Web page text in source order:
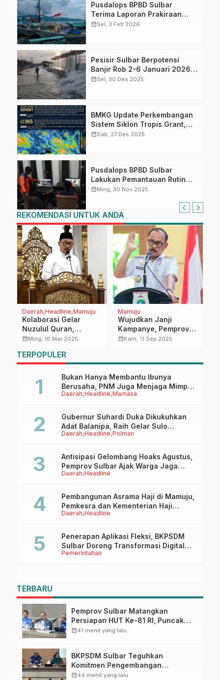
Pusdalops BPBD Sulbar
Terima Laporan Prakiraan
Cuaca Pelabuhan dari BMKG,
calendar_monthSel, 3 Feb 2026
Pesisir Sulbar Berpotensi
Banjir Rob 2-6 Januari 2026,
BPBD Sulbar Imbau
calendar_monthSel, 30 Des 2025
BMKG Update Perkembangan
Sistem Siklon Tropis Grant,
BPBD Sulbar Pastikan
calendar_monthSab, 27 Des 2025
Pusdalops BPBD Sulbar
Lakukan Pemantauan Rutin
Informasi Cuaca BMKG
calendar_monthMing, 30 Nov 2025
REKOMENDASI UNTUK ANDA
Daerah Headline Mamuju
Kolaborasi Gelar
Nuzulul Quran,
Implementasikan Nilai-
Kesejahteraan Rakyat
calendar_monthMing, 16 Mar 2025
Mamuju
Wujudkan Janji
Kampanye, Pemprov
Sulbar Gelar
Perangkat Desa
calendar_monthKam, 11 Sep 2025
TERPOPULER
Daerah Headline Mamasa
Bukan Hanya Membantu Ibunya
Berusaha, PNM Juga Menjaga Mimpi
Anaknya Untuk Menggapai Cita-Cita
Daerah Headline Polman
Gubernur Suhardi Duka Dikukuhkan
Adat Balanipa, Raih Gelar Sulo
Tappidena
Daerah Headline
Antisipasi Gelombang Hoaks Agustus,
Pemprov Sulbar Ajak Warga Jaga
Ruang Digital
Daerah Headline
Pembangunan Asrama Haji di Mamuju,
Pemkesra dan Kementerian Haji
Sulbar Tinjau Lokasi
Pemerintahan
Penerapan Aplikasi Fleksi, BKPSDM
Sulbar Dorong Transformasi Digital
Sistem Kehadiran ASN
TERBARU
Pemprov Sulbar Matangkan
Persiapan HUT Ke-81 RI, Puncak
Upacara di Lapangan Ahmad
calendar_month41 menit yang lalu
BKPSDM Sulbar Teguhkan
Komitmen Pengembangan
Kompetensi ASN melalui
calendar_month44 menit yang lalu